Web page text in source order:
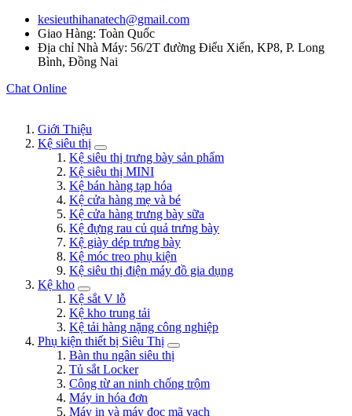
kesieuthihanatech@gmail.com
Giao Hàng: Toàn Quốc
Địa chỉ Nhà Máy: 56/2T đường Điểu Xiển, KP8, P. Long
Bình, Đồng Nai
Chat Online
Giới Thiệu
Kệ siêu thị
Kệ siêu thị trưng bày sản phẩm
Kệ siêu thị MINI
Kệ bán hàng tạp hóa
Kệ cửa hàng mẹ và bé
Kệ cửa hàng trưng bày sữa
Kệ đựng rau củ quả trưng bày
Kệ giày dép trưng bày
Kệ móc treo phụ kiện
Kệ siêu thị điện máy đồ gia dụng
Kệ kho
Kệ sắt V lỗ
Kệ kho trung tải
Kệ tải hàng nặng công nghiệp
Phụ kiện thiết bị Siêu Thị
Bàn thu ngân siêu thị
Tủ sắt Locker
Công từ an ninh chống trộm
Máy in hóa đơn
Máy in và máy đọc mã vạch